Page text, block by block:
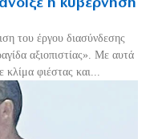
η κυβέρνηση
του έργου διασύνδεσης
αξιοπιστίας». Με αυτά
φιέστας και...